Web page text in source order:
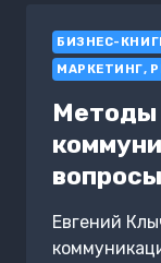
ДО
Я».
БИЗНЕС-
МАРКЕТИНГ,
Методы
Евгений